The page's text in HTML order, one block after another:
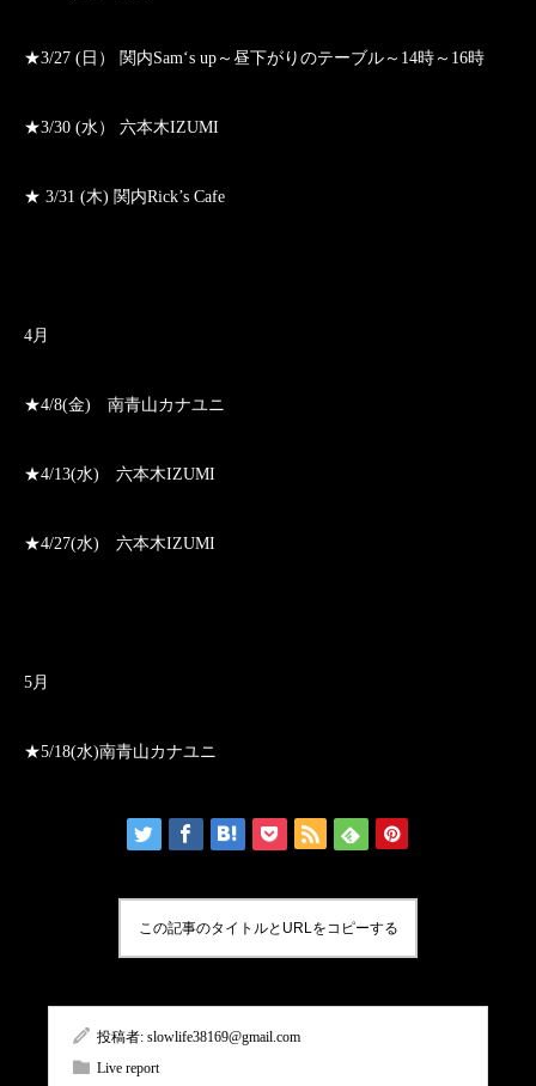
★3/27 (日） 関内Sam‘s up～昼下がりのテーブル～14時～16時
★3/30 (水） 六本木IZUMI
★ 3/31 (木) 関内Rick’s Cafe
4月
★4/8(金) 南青山カナユニ
★4/13(水) 六本木IZUMI
★4/27(水) 六本木IZUMI
5月
★5/18(水)南青山カナユニ
この記事のタイトルとURLをコピーする
投稿者: slowlife38169@gmail.com
Live report